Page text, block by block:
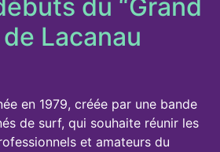
du “Grand
Lacanau
en 1979, créée par une bande
de surf, qui souhaite réunir les
et amateurs du